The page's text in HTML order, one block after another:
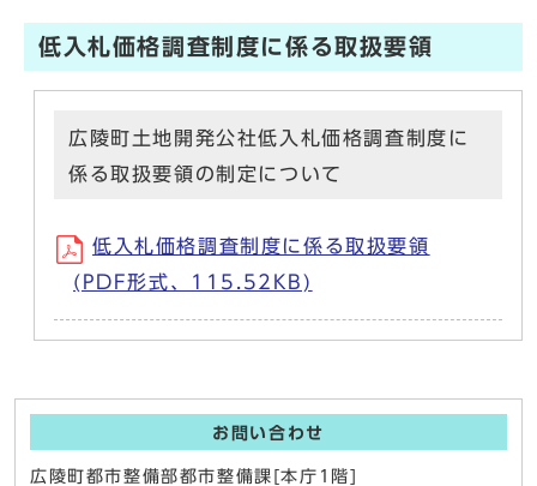
低入札価格調査制度に係る取扱要領
広陵町土地開発公社低入札価格調査制度に
係る取扱要領の制定について
低入札価格調査制度に係る取扱要領
(PDF形式、115.52KB)
お問い合わせ
広陵町都市整備部都市整備課[本庁1階]